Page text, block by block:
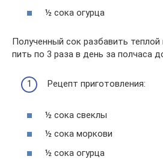
½ сока огурца
Полученный сок разбавить теплой
пить по 3 раза в день за полчаса
Рецепт приготовления:
½ сока свеклы
½ сока моркови
½ сока огурца